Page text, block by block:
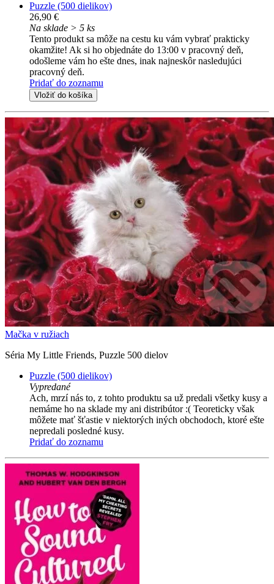
Puzzle (500 dielikov)
26,90 €
Na sklade > 5 ks
Tento produkt sa môže na cestu ku vám vybrať prakticky
okamžite! Ak si ho objednáte do 13:00 v pracovný deň,
odošleme vám ho ešte dnes, inak najneskôr nasledujúci
pracovný deň.
Pridať do zoznamu
Vložiť do košíka
Mačka v ružiach
Séria My Little Friends, Puzzle 500 dielov
Puzzle (500 dielikov)
Vypredané
Ach, mrzí nás to, z tohto produktu sa už predali všetky kusy a
nemáme ho na sklade my ani distribútor :( Teoreticky však
môžete mať šťastie v niektorých iných obchodoch, ktoré ešte
nepredali posledné kusy.
Pridať do zoznamu